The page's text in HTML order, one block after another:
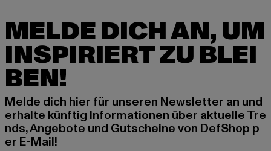
MELDE DICH AN, UM
INSPIRIERT ZU BLEI
BEN!
Melde dich hier für unseren Newsletter an und
erhalte künftig Informationen über aktuelle Tre
nds, Angebote und Gutscheine von DefShop p
er E-Mail!